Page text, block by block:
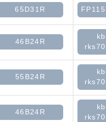
65D31R
46B24R
55B24R
46B24R